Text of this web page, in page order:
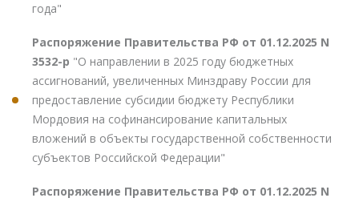
года"
Распоряжение Правительства РФ от 01.12.2025 N
3532-р "О направлении в 2025 году бюджетных
ассигнований, увеличенных Минздраву России для
предоставление субсидии бюджету Республики
Мордовия на софинансирование капитальных
вложений в объекты государственной собственности
субъектов Российской Федерации"
Распоряжение Правительства РФ от 01.12.2025 N